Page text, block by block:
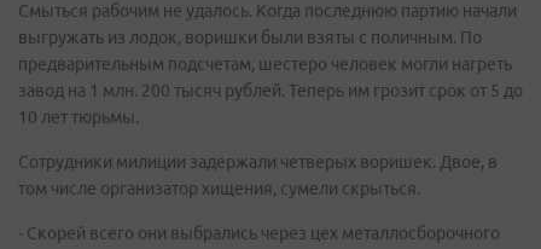
Смыться рабочим не удалось. Когда последнюю партию начали
выгружать из лодок, воришки были взяты с поличным. По
предварительным подсчетам, шестеро человек могли нагреть
завод на 1 млн. 200 тысяч рублей. Теперь им грозит срок от 5 до
10 лет тюрьмы.
Сотрудники милиции задержали четверых воришек. Двое, в
том числе организатор хищения, сумели скрыться.
- Скорей всего они выбрались через цех металлосборочного